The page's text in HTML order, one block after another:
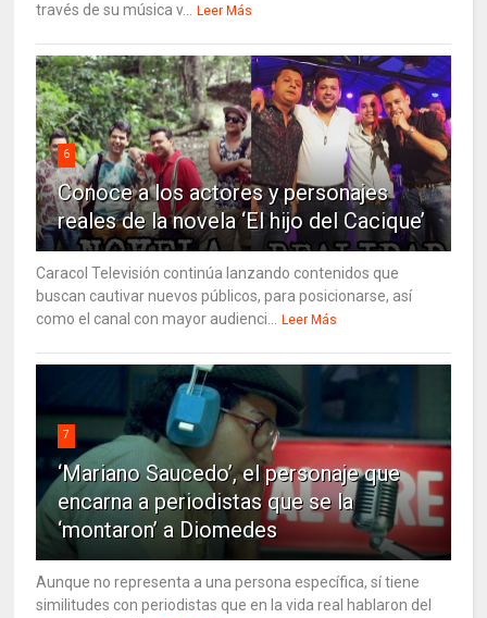
través de su música v...
Leer Más
6
Conoce a los actores y personajes
reales de la novela ‘El hijo del Cacique’
Caracol Televisión continúa lanzando contenidos que
buscan cautivar nuevos públicos, para posicionarse, así
como el canal con mayor audienci...
Leer Más
7
‘Mariano Saucedo’, el personaje que
encarna a periodistas que se la
‘montaron’ a Diomedes
Aunque no representa a una persona específica, sí tiene
similitudes con periodistas que en la vida real hablaron del